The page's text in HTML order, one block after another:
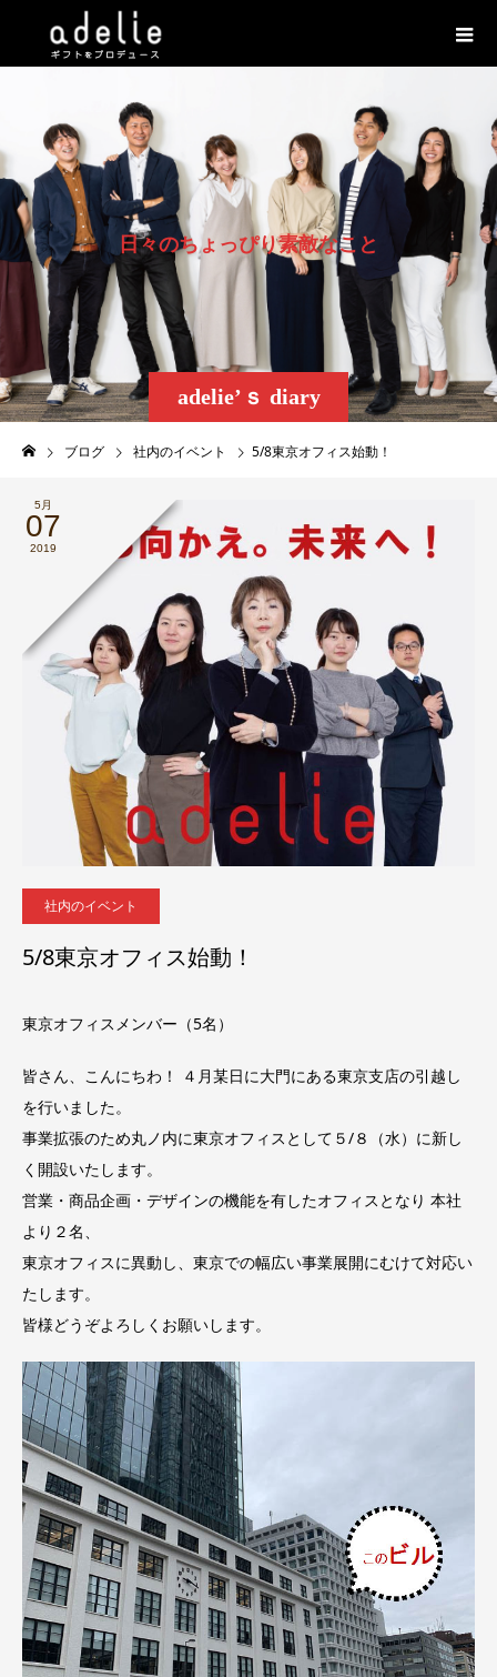
adelie’ｓ diary
日々のちょ っぴり素敵なこ と
ブログ 社内のイベント 5/8東京オフィス始動！
5月
07
2019
社内のイベント
5/8東京オフィス始動！
東京オフィスメンバー（5名）
皆さん、こんにちわ！ ４月某日に大門にある東京支店の引越し
を行いました。
事業拡張のため丸ノ内に東京オフィスとして５/８（水）に新し
く開設いたします。
営業・商品企画・デザインの機能を有したオフィスとなり 本社
より２名、
東京オフィスに異動し、東京での幅広い事業展開にむけて対応い
たします。
皆様どうぞよろしくお願いします。